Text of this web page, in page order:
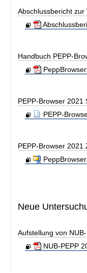
Abschlussbericht
Handbuch PEPP-
PEPP-Browser 2021
PEPP-
PEPP-Browser 2021
Neue
Aufstellung von
NUB-PEPP